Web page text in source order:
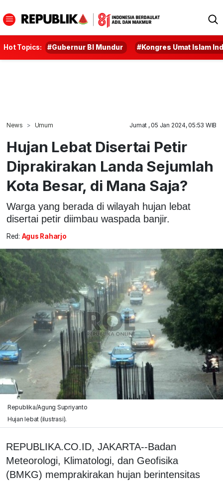
Hot Topics: #Gubernur BI Mundur #Kongres Umat Islam
News Umum Jumat , 05 Jan 2024, 05:53 WIB
Hujan Lebat Disertai Petir
Diprakirakan Landa Sejumlah
Kota Besar, di Mana Saja?
Warga yang berada di wilayah hujan lebat
disertai petir diimbau waspada banjir.
Red: Agus Raharjo
Republika/Agung Supriyanto
Hujan lebat (ilustrasi).
REPUBLIKA.CO.ID, JAKARTA--Badan
Meteorologi, Klimatologi, dan Geofisika
(BMKG) memprakirakan hujan berintensitas